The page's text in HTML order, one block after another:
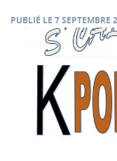
PUBLIÉ LE 7 SEPTEMBRE